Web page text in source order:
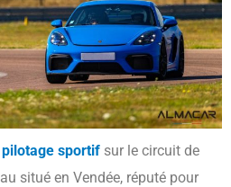
pilotage sportif sur le circuit de
situé en Vendée, réputé pour